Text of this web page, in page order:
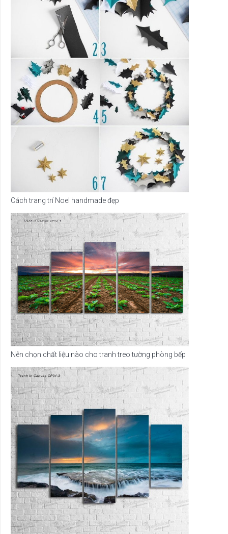
Cách trang trí Noel handmade đẹp
Nên chọn chất liệu nào cho tranh treo tường phòng bếp